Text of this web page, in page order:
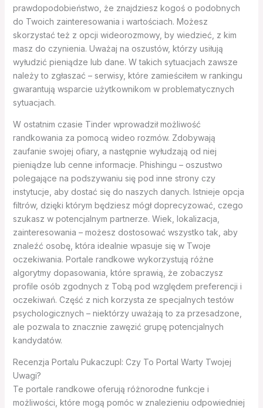
prawdopodobieństwo, że znajdziesz kogoś o podobnych
do Twoich zainteresowania i wartościach. Możesz
skorzystać też z opcji wideorozmowy, by wiedzieć, z kim
masz do czynienia. Uważaj na oszustów, którzy usiłują
wyłudzić pieniądze lub dane. W takich sytuacjach zawsze
należy to zgłaszać – serwisy, które zamieściłem w rankingu
gwarantują wsparcie użytkownikom w problematycznych
sytuacjach.
W ostatnim czasie Tinder wprowadził możliwość
randkowania za pomocą wideo rozmów. Zdobywają
zaufanie swojej ofiary, a następnie wyłudzają od niej
pieniądze lub cenne informacje. Phishingu – oszustwo
polegające na podszywaniu się pod inne strony czy
instytucje, aby dostać się do naszych danych. Istnieje opcja
filtrów, dzięki którym będziesz mógł doprecyzować, czego
szukasz w potencjalnym partnerze. Wiek, lokalizacja,
zainteresowania – możesz dostosować wszystko tak, aby
znaleźć osobę, która idealnie wpasuje się w Twoje
oczekiwania. Portale randkowe wykorzystują różne
algorytmy dopasowania, które sprawią, że zobaczysz
profile osób zgodnych z Tobą pod względem preferencji i
oczekiwań. Część z nich korzysta ze specjalnych testów
psychologicznych – niektórzy uważają to za przesadzone,
ale pozwala to znacznie zawęzić grupę potencjalnych
kandydatów.
Recenzja Portalu Pukaczupl: Czy To Portal Warty Twojej
Uwagi?
Te portale randkowe oferują różnorodne funkcje i
możliwości, które mogą pomóc w znalezieniu odpowiedniej